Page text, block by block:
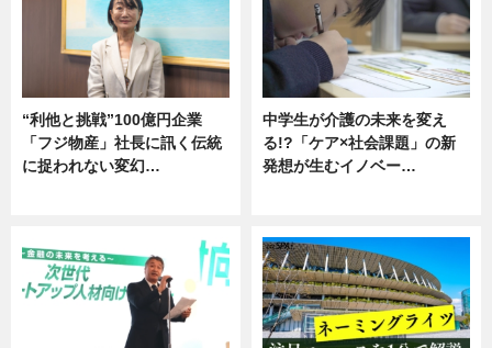
“利他と挑戦”100億円企業
「フジ物産」社長に訊く伝統
に捉われない変幻…
中学生が介護の未来を変え
る!?「ケア×社会課題」の新
発想が生むイノベー…